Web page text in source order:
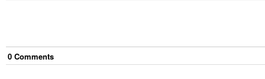
0 Comments